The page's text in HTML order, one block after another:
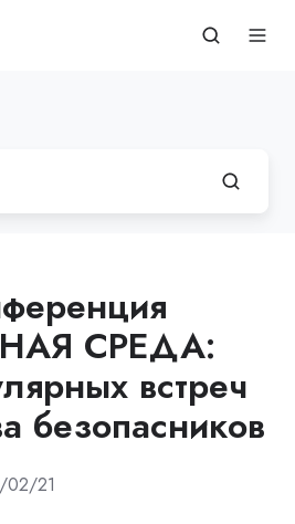
СРЕДА:
встреч
безопасников
02/21